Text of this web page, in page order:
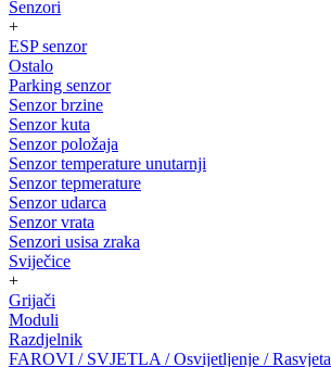
Senzori
+
ESP senzor
Ostalo
Parking senzor
Senzor brzine
Senzor kuta
Senzor položaja
Senzor temperature unutarnji
Senzor tepmerature
Senzor udarca
Senzor vrata
Senzori usisa zraka
Sviječice
+
Grijači
Moduli
Razdjelnik
FAROVI / SVJETLA / Osvijetljenje / Rasvjeta